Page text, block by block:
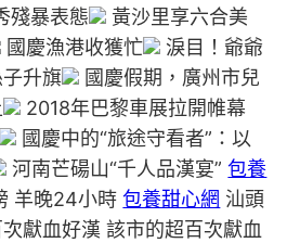
殘暴表態
黃沙里享六合美
國慶漁港收獲忙
淚目！爺爺
升旗
國慶假期，廣州市兒
2018年巴黎車展拉開帷幕
國慶中的“旅途守看者”：以
河南芒碭山“千人品漢宴”包養
羊晚24小時包養甜心網 汕頭
獻血好漢 該市的超百次獻血